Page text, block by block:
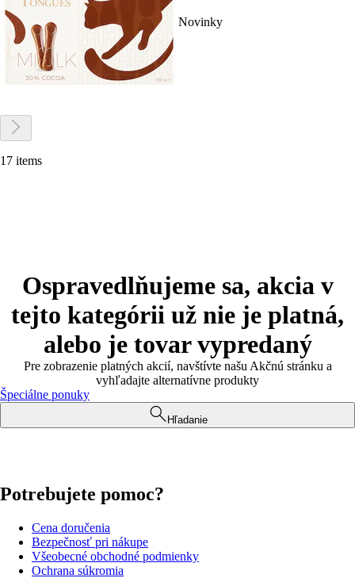
Novinky
17 items
Ospravedlňujeme sa, akcia v
tejto kategórii už nie je platná,
alebo je tovar vypredaný
Pre zobrazenie platných akcií, navštívte našu Akčnú stránku a
vyhľadajte alternatívne produkty
Špeciálne ponuky
Hľadanie
Potrebujete pomoc?
Cena doručenia
Bezpečnosť pri nákupe
Všeobecné obchodné podmienky
Ochrana súkromia